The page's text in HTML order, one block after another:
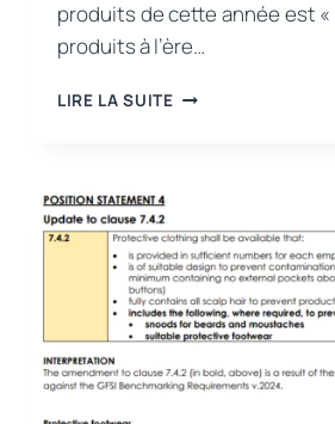
produits de cette année est
produits à l’ère…
LIRE LA SUITELA
PRODUITS
DÉBUTE
EN
TÜRKIYE
:
CERTIFICATION
USB